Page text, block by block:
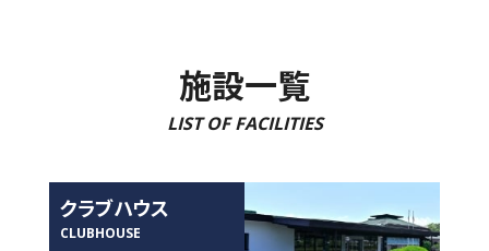
施設一覧
LIST OF FACILITIES
クラブハウス
CLUBHOUSE